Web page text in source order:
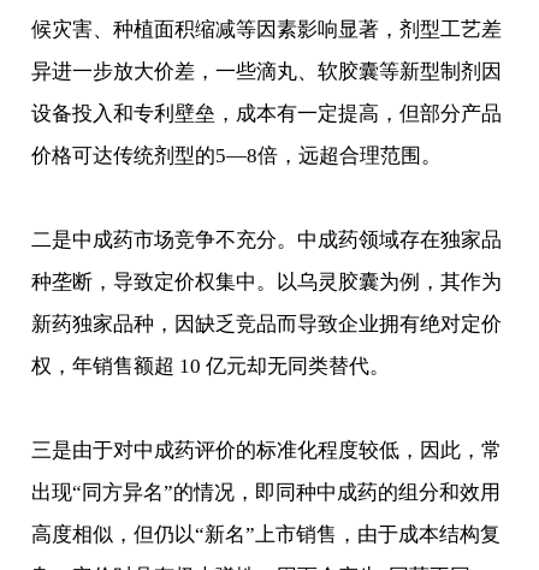
候灾害、种植面积缩减等因素影响显著，剂型工艺差
异进一步放大价差，一些滴丸、软胶囊等新型制剂因
设备投入和专利壁垒，成本有一定提高，但部分产品
价格可达传统剂型的5—8倍，远超合理范围。
二是中成药市场竞争不充分。中成药领域存在独家品
种垄断，导致定价权集中。以乌灵胶囊为例，其作为
新药独家品种，因缺乏竞品而导致企业拥有绝对定价
权，年销售额超 10 亿元却无同类替代。
三是由于对中成药评价的标准化程度较低，因此，常
出现“同方异名”的情况，即同种中成药的组分和效用
高度相似，但仍以“新名”上市销售，由于成本结构复